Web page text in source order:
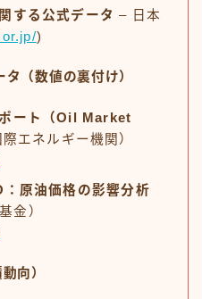
する公式データ – 日本
)
（数値の裏付け）
ート（Oil Market
エネルギー機関）
原油価格の影響分析
金）
向）